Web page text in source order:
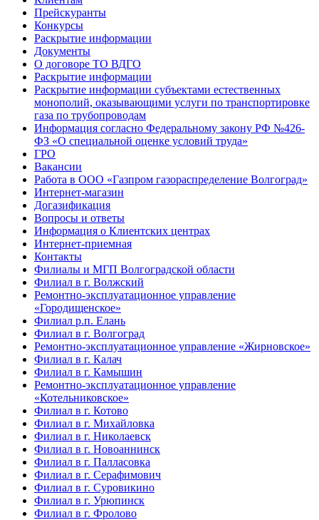
Прейскуранты
Конкурсы
Раскрытие информации
Документы
О договоре ТО ВДГО
Раскрытие информации
Раскрытие информации субъектами естественных
монополий, оказывающими услуги по транспортировке
газа по трубопроводам
Информация согласно Федеральному закону РФ №426-
ФЗ «О специальной оценке условий труда»
ГРО
Вакансии
Работа в ООО «Газпром газораспределение Волгоград»
Интернет-магазин
Догазификация
Вопросы и ответы
Информация о Клиентских центрах
Интернет-приемная
Контакты
Филиалы и МГП Волгоградской области
Филиал в г. Волжский
Ремонтно-эксплуатационное управление
«Городищенское»
Филиал р.п. Елань
Филиал в г. Волгоград
Ремонтно-эксплуатационное управление «Жирновское»
Филиал в г. Калач
Филиал в г. Камышин
Ремонтно-эксплуатационное управление
«Котельниковское»
Филиал в г. Котово
Филиал в г. Михайловка
Филиал в г. Николаевск
Филиал в г. Новоаннинск
Филиал в г. Палласовка
Филиал в г. Серафимович
Филиал в г. Суровикино
Филиал в г. Урюпинск
Филиал в г. Фролово